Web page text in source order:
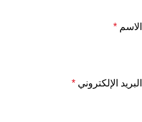
الاسم *
البريد الإلكتروني *